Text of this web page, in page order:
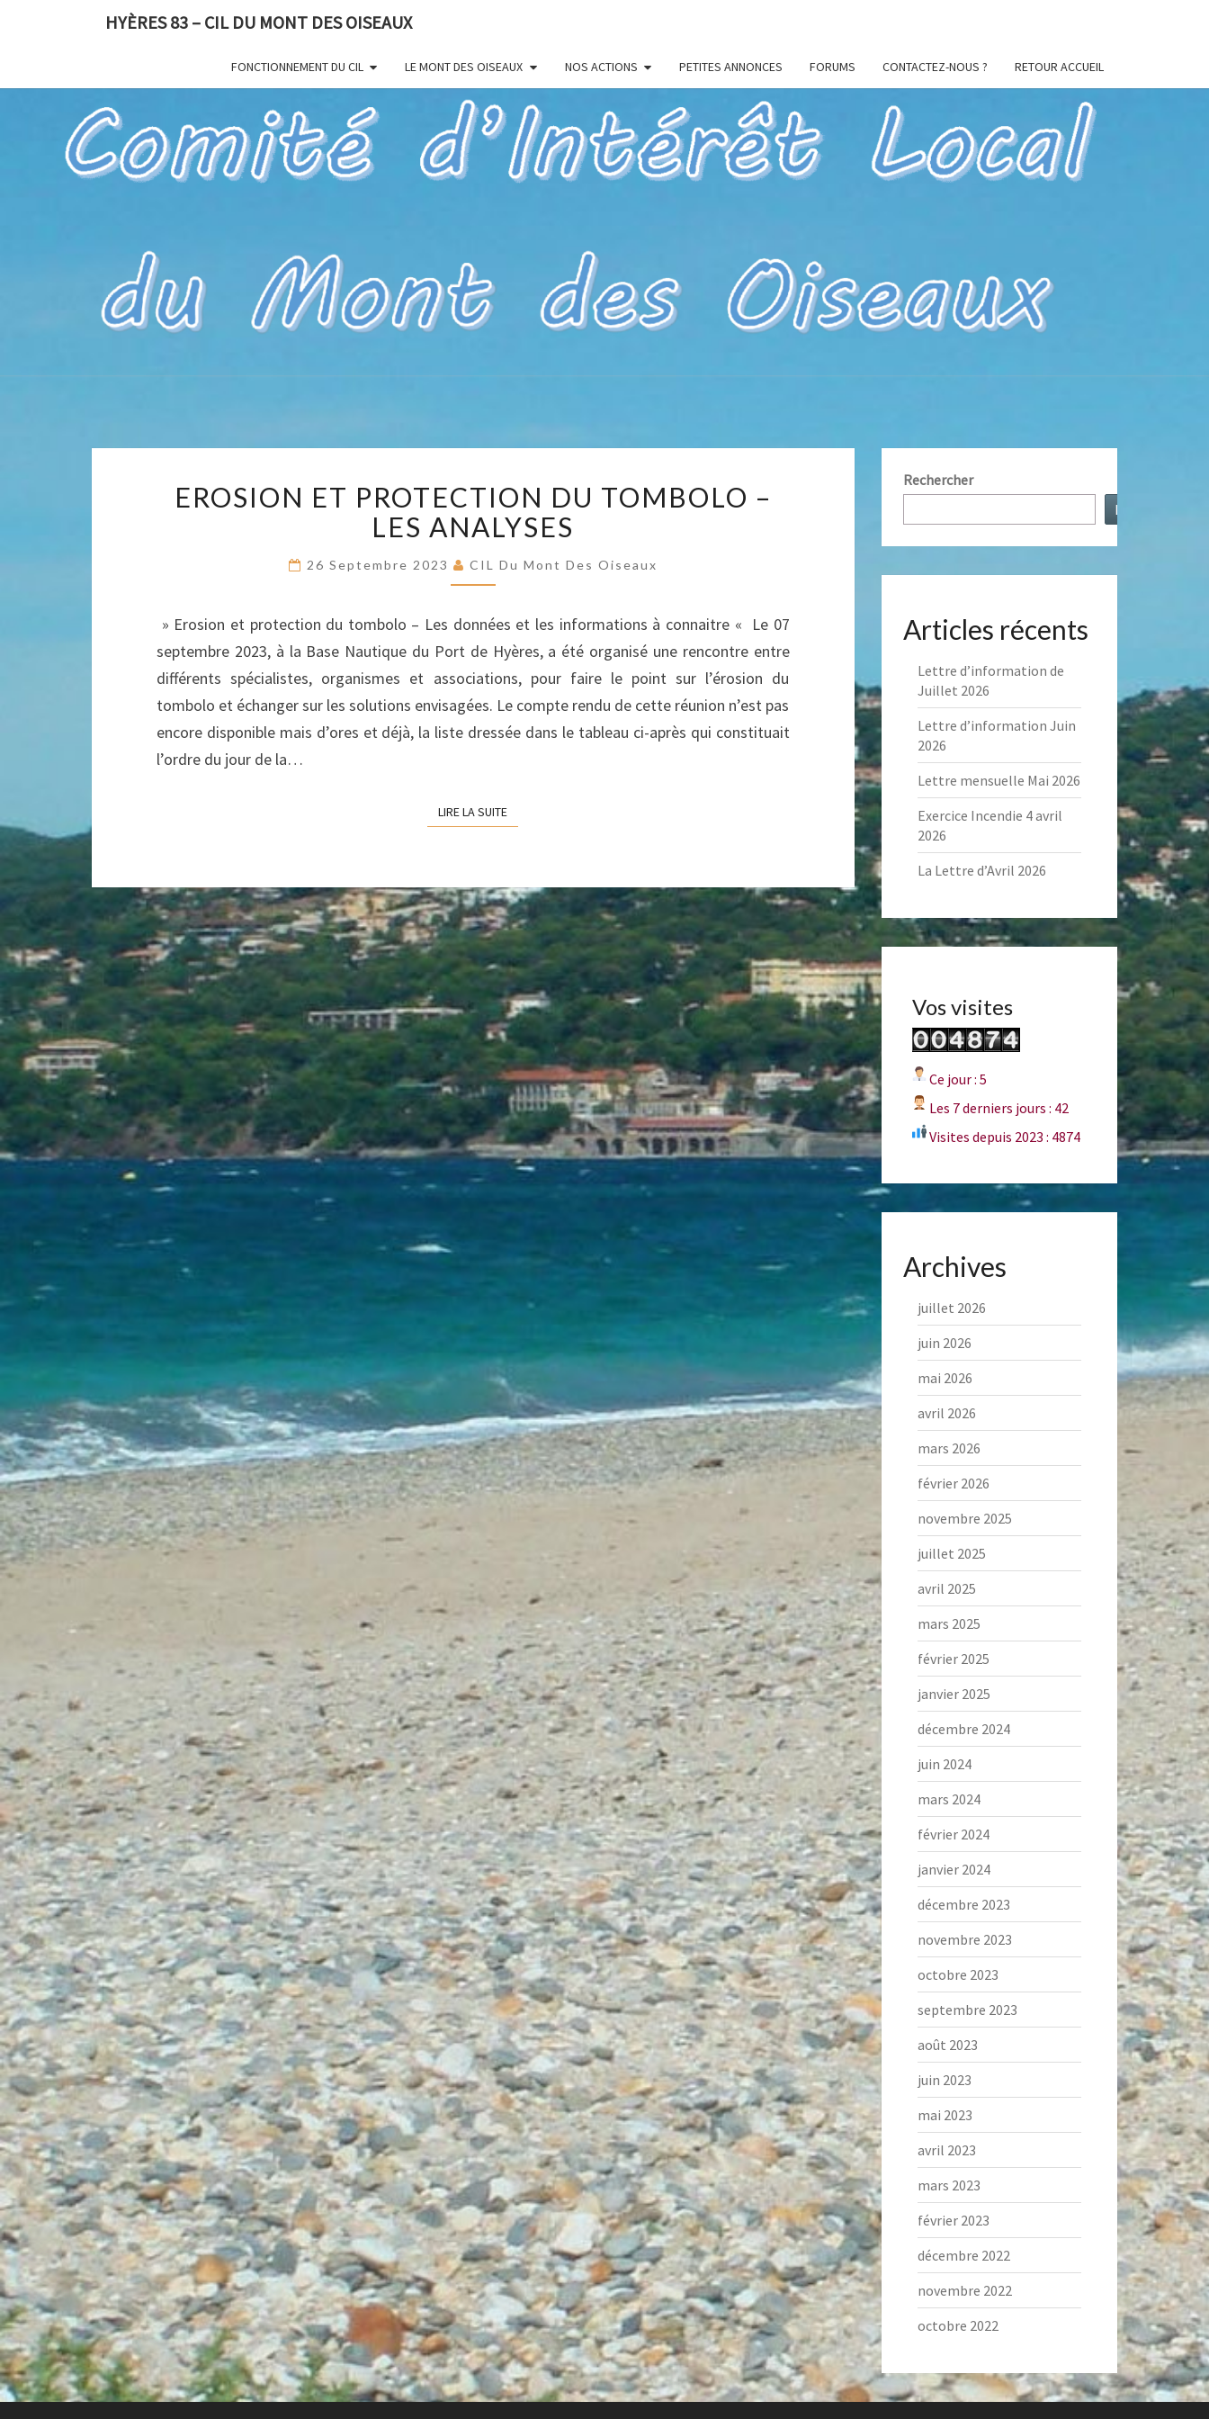
HYÈRES 83 – CIL DU MONT DES OISEAUX
FONCTIONNEMENT DU CIL LE MONT DES OISEAUX NOS ACTIONS PETITES ANNONCES FORUMS CONTACTEZ-NOUS ? RETOUR ACCUEIL
HYÈRES
83 – CIL
DU
MONT
DES
OISEAUX
Exceptionnel,
À Valoriser
Et Préserver
ET
PROTECTION
DU
TOMBOLO
–
ANALYSES
EROSION ET PROTECTION DU TOMBOLO –
LES ANALYSES
26 Septembre 2023 CIL Du Mont Des Oiseaux
» Erosion et protection du tombolo – Les données et les informations à connaitre « Le 07
septembre 2023, à la Base Nautique du Port de Hyères, a été organisé une rencontre entre
différents spécialistes, organismes et associations, pour faire le point sur l’érosion du
tombolo et échanger sur les solutions envisagées. Le compte rendu de cette réunion n’est pas
encore disponible mais d’ores et déjà, la liste dressée dans le tableau ci-après qui constituait
l’ordre du jour de la…
LIRE LA SUITELIRE LA SUITE
Rechercher
Rechercher
Articles récents
Lettre d’information de
Juillet 2026
Lettre d’information Juin
2026
Lettre mensuelle Mai 2026
Exercice Incendie 4 avril
2026
La Lettre d’Avril 2026
Vos visites
Ce jour : 5
Les 7 derniers jours : 42
Visites depuis 2023 : 4874
Archives
juillet 2026
juin 2026
mai 2026
avril 2026
mars 2026
février 2026
novembre 2025
juillet 2025
avril 2025
mars 2025
février 2025
janvier 2025
décembre 2024
juin 2024
mars 2024
février 2024
janvier 2024
décembre 2023
novembre 2023
octobre 2023
septembre 2023
août 2023
juin 2023
mai 2023
avril 2023
mars 2023
février 2023
décembre 2022
novembre 2022
octobre 2022